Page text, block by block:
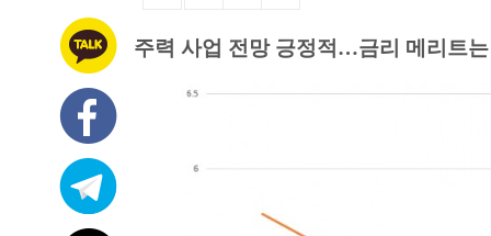
주력 사업 전망 긍정적…금리 메리트